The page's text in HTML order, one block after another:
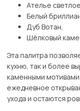
Ателье
Белый
Дуб Вотан,
Шёлковый
Эта палитра
кухню, так и более
каменными
ежедневное
ухода и остаются